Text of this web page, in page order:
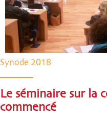
Synode 2018
Le séminaire sur la
commencé